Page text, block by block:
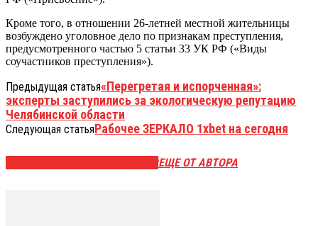
Кроме того, в отношении 26-летней местной жительницы
возбуждено уголовное дело по признакам преступления,
предусмотренного частью 5 статьи 33 УК РФ («Виды
соучастников преступления»).
Предыдущая статья«Перегретая и испорченная»:
эксперты заступились за экологическую репутацию
Челябинской области
Следующая статьяРабочее ЗЕРКАЛО 1xbet на сегодня
ЕЩЕ ОТ АВТОРА